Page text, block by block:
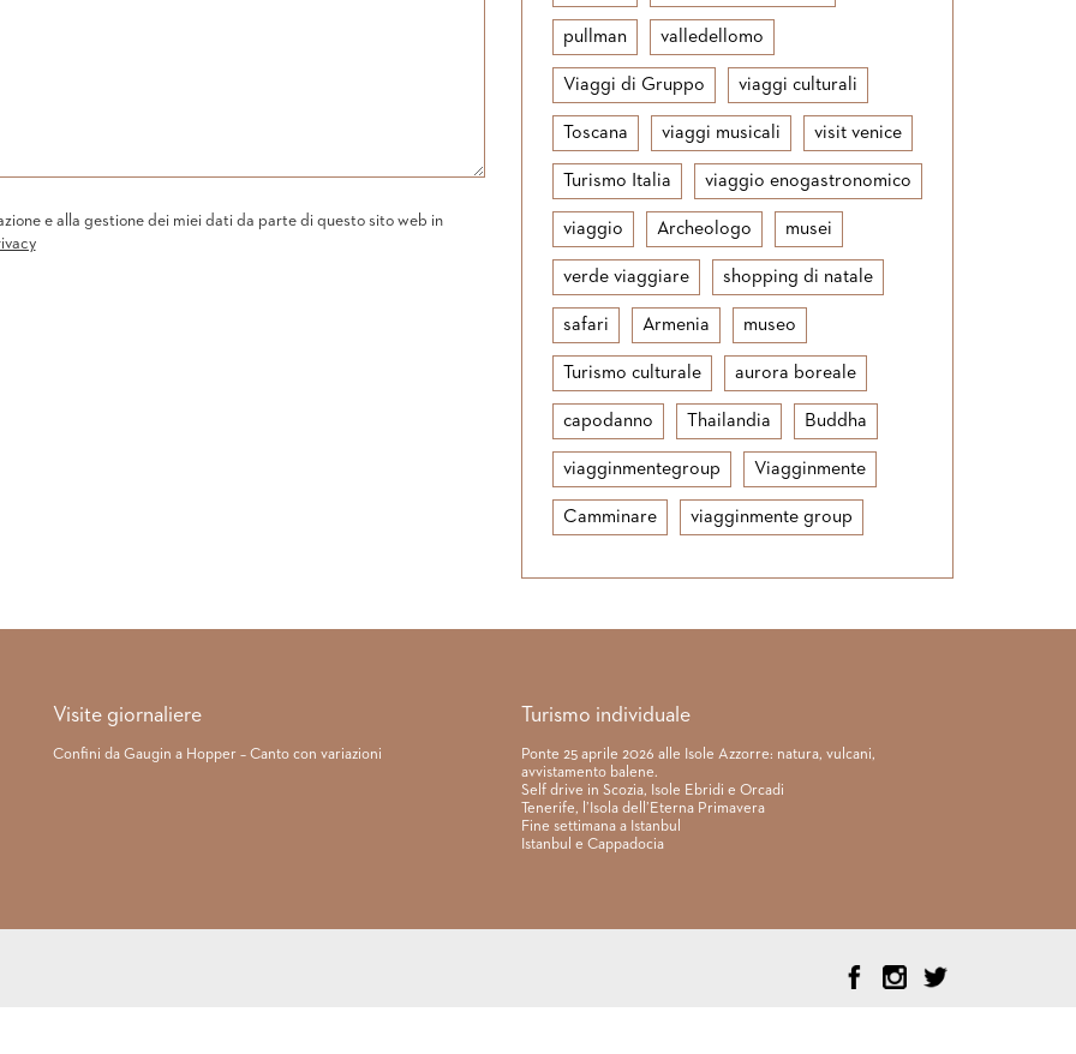
e alla gestione dei miei dati da parte di questo sito web in
pullman valledellomo
Viaggi di Gruppo viaggi culturali
Toscana viaggi musicali visit venice
Turismo Italia viaggio enogastronomico
viaggio Archeologo musei
verde viaggiare shopping di natale
safari Armenia museo
Turismo culturale aurora boreale
capodanno Thailandia Buddha
viagginmentegroup Viagginmente
Camminare viagginmente group
Visite giornaliere
Confini da Gaugin a Hopper – Canto con variazioni
Turismo individuale
Ponte 25 aprile 2026 alle Isole Azzorre: natura, vulcani,
avvistamento balene.
Self drive in Scozia, Isole Ebridi e Orcadi
Tenerife, l’Isola dell’Eterna Primavera
Fine settimana a Istanbul
Istanbul e Cappadocia